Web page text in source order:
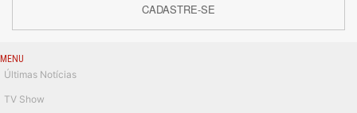
CADASTRE-SE
MENU
Últimas Notícias
TV Show